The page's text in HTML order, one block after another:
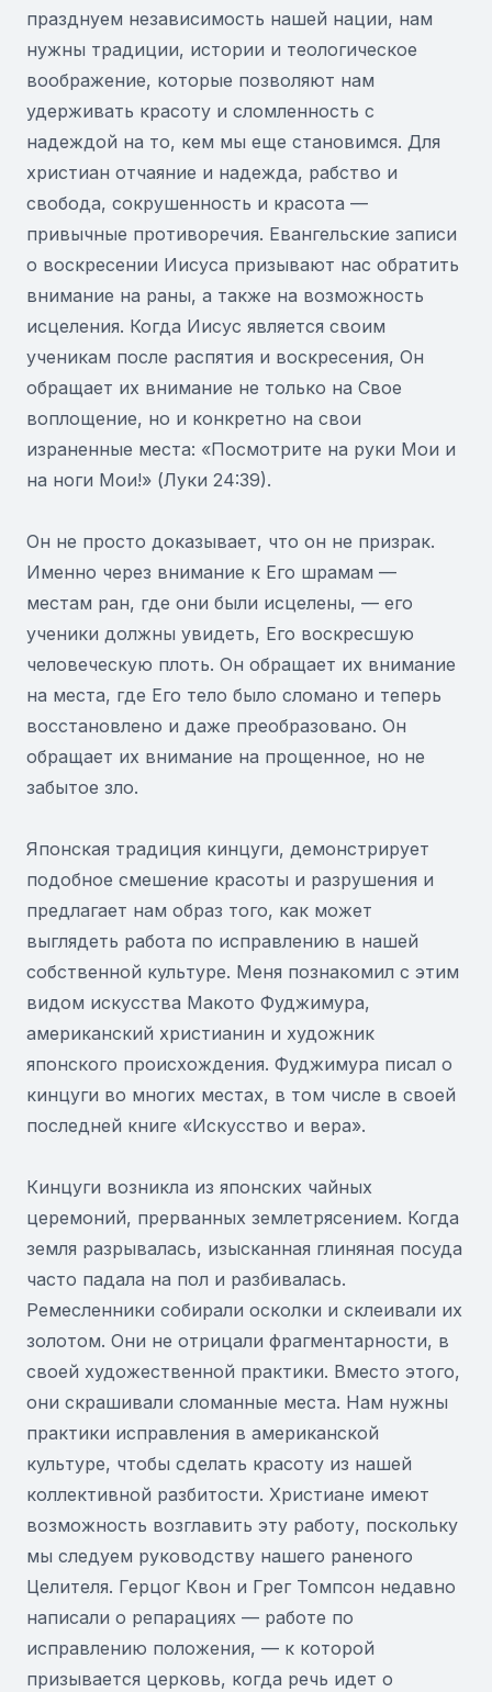
празднуем независимость нашей нации, нам
нужны традиции, истории и теологическое
воображение, которые позволяют нам
удерживать красоту и сломленность с
надеждой на то, кем мы еще становимся. Для
христиан отчаяние и надежда, рабство и
свобода, сокрушенность и красота —
привычные противоречия. Евангельские записи
о воскресении Иисуса призывают нас обратить
внимание на раны, а также на возможность
исцеления. Когда Иисус является своим
ученикам после распятия и воскресения, Он
обращает их внимание не только на Свое
воплощение, но и конкретно на свои
израненные места: «Посмотрите на руки Мои и
на ноги Мои!» (Луки 24:39).
Он не просто доказывает, что он не призрак.
Именно через внимание к Его шрамам —
местам ран, где они были исцелены, — его
ученики должны увидеть, Его воскресшую
человеческую плоть. Он обращает их внимание
на места, где Его тело было сломано и теперь
восстановлено и даже преобразовано. Он
обращает их внимание на прощенное, но не
забытое зло.
Японская традиция кинцуги, демонстрирует
подобное смешение красоты и разрушения и
предлагает нам образ того, как может
выглядеть работа по исправлению в нашей
собственной культуре. Меня познакомил с этим
видом искусства Макото Фуджимура,
американский христианин и художник
японского происхождения. Фуджимура писал о
кинцуги во многих местах, в том числе в своей
последней книге «Искусство и вера».
Кинцуги возникла из японских чайных
церемоний, прерванных землетрясением. Когда
земля разрывалась, изысканная глиняная посуда
часто падала на пол и разбивалась.
Ремесленники собирали осколки и склеивали их
золотом. Они не отрицали фрагментарности, в
своей художественной практики. Вместо этого,
они скрашивали сломанные места. Нам нужны
практики исправления в американской
культуре, чтобы сделать красоту из нашей
коллективной разбитости. Христиане имеют
возможность возглавить эту работу, поскольку
мы следуем руководству нашего раненого
Целителя. Герцог Квон и Грег Томпсон недавно
написали о репарациях — работе по
исправлению положения, — к которой
призывается церковь, когда речь идет о